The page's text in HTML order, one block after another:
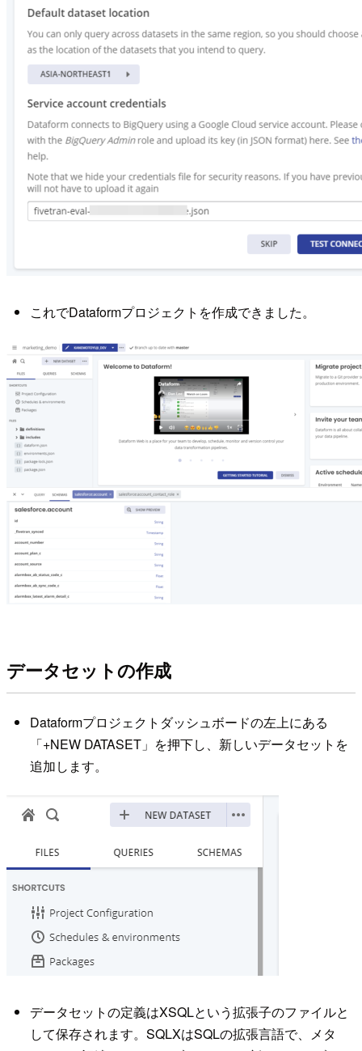
これでDataformプロジェクトを作成できました。
データセットの作成
Dataformプロジェクトダッシュボードの左上にある
「+NEW DATASET」を押下し、新しいデータセットを
追加します。
データセットの定義はXSQLという拡張子のファイルと
して保存されます。SQLXはSQLの拡張言語で、メタ